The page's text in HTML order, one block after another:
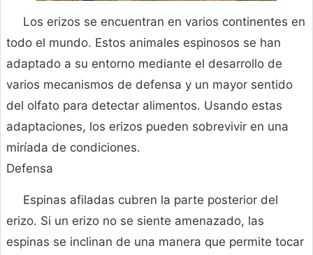
Los erizos se encuentran en varios continentes en
todo el mundo. Estos animales espinosos se han
adaptado a su entorno mediante el desarrollo de
varios mecanismos de defensa y un mayor sentido
del olfato para detectar alimentos. Usando estas
adaptaciones, los erizos pueden sobrevivir en una
miríada de condiciones.
Defensa
Espinas afiladas cubren la parte posterior del
erizo. Si un erizo no se siente amenazado, las
espinas se inclinan de una manera que permite tocar